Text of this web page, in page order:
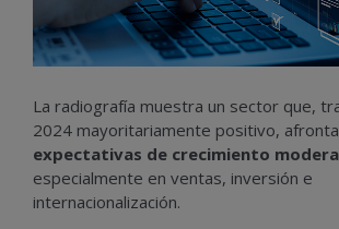
La radiografía muestra un sector que,
2024 mayoritariamente positivo,
expectativas de crecimiento
especialmente en ventas, inversión e
internacionalización.